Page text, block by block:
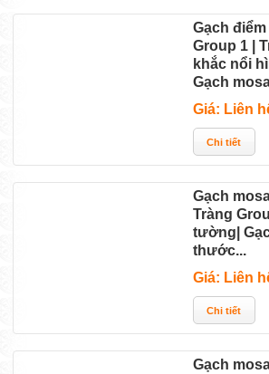
Gạch
Group 1 |
khắc nổi
Gạch
Giá: Liên
Gạch
Tràng
tường|
thước...
Giá: Liên
Gạch